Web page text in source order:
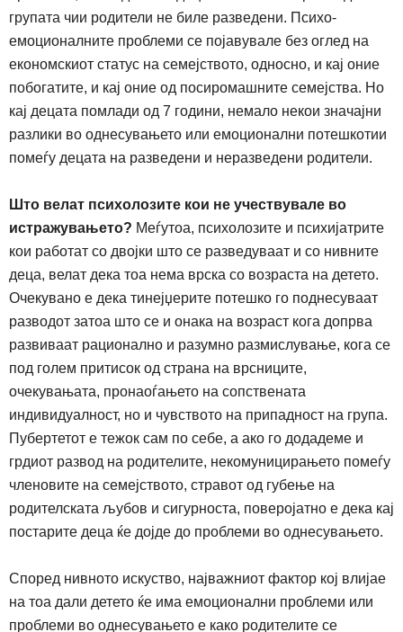
групата чии родители не биле разведени. Психо-
емоционалните проблеми се појавувале без оглед на
економскиот статус на семејството, односно, и кај оние
побогатите, и кај оние од посиромашните семејства. Но
кај децата помлади од 7 години, немало некои значајни
разлики во однесувањето или емоционални потешкотии
помеѓу децата на разведени и неразведени родители.
Што велат психолозите кои не учествувале во
истражувањето? Меѓутоа, психолозите и психијатрите
кои работат со двојки што се разведуваат и со нивните
деца, велат дека тоа нема врска со возраста на детето.
Очекувано е дека тинејџерите потешко го поднесуваат
разводот затоа што се и онака на возраст кога допрва
развиваат рационално и разумно размислување, кога се
под голем притисок од страна на врсниците,
очекувањата, пронаоѓањето на сопствената
индивидуалност, но и чувството на припадност на група.
Пубертетот е тежок сам по себе, а ако го додадеме и
грдиот развод на родителите, некомуницирањето помеѓу
членовите на семејството, стравот од губење на
родителската љубов и сигурноста, поверојатно е дека кај
постарите деца ќе дојде до проблеми во однесувањето.
Според нивното искуство, најважниот фактор кој влијае
на тоа дали детето ќе има емоционални проблеми или
проблеми во однесувањето е како родителите се